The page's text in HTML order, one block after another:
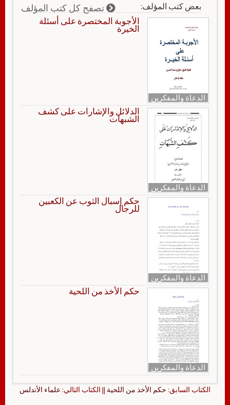
بعض كتب المؤلف: تصفح كل كتب المؤلف
الدعاة والمفكرين
الأجوبة المختصرة على أسئلة
الخيرة
الدعاة والمفكرين
الدلائل والإشارات على كشف
الشبهات
الدعاة والمفكرين
حكم إسبال الثوب عن الكعبين
للرجال
الدعاة والمفكرين
حكم الأخذ من اللحية
الكتاب السابق: حكم الأخذ من اللحية || الكتاب التالي: علماء الأندلس